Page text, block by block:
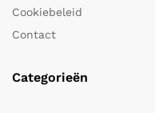
Cookiebeleid
Contact
Categorieën